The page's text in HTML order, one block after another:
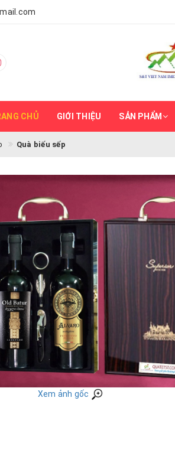
CHỦ GIỚI THIỆU SẢN PHẨM
Quà biếu sếp
Xem ảnh gốc